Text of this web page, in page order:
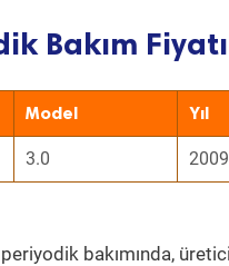
Bakım Fiyatı
Model Yıl
3.0 2009
periyodik bakımında,